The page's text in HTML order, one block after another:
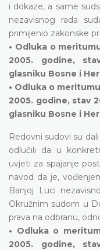
i dokaze, a same
nezavisnog rada
primijenio zakonske
• Odluka o
2005. godine,
glasniku Bosne i
• Odluka o
2005. godine, stav
glasniku Bosne i
Redovni sudovi su
odlučili da u
uvjeti za spajanje
navod da je,
Banjoj Luci
Okružnim sudom u
prava na odbranu,
• Odluka o
2005. godine,